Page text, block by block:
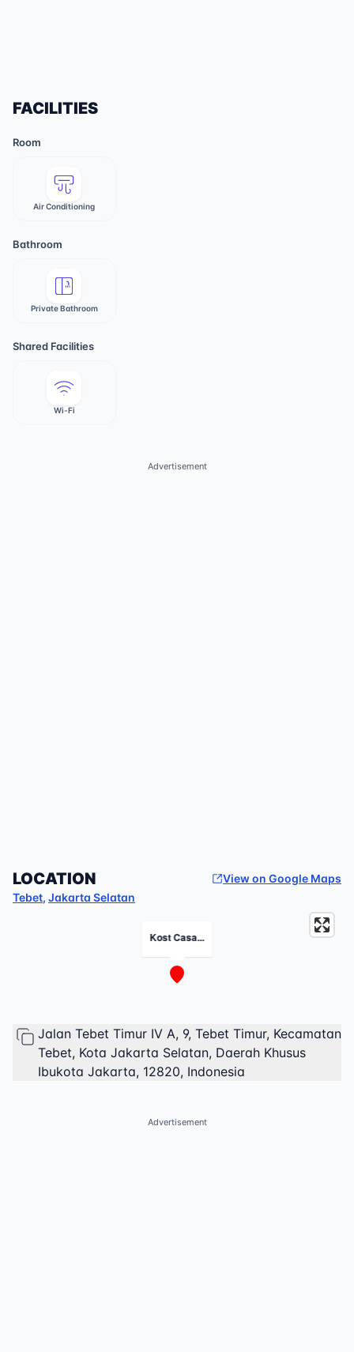
FACILITIES
Room
Air Conditioning
Bathroom
Private Bathroom
Shared Facilities
Wi-Fi
Advertisement
LOCATION
View on Google Maps
Tebet, Jakarta Selatan
Kost Casa...
Jalan Tebet Timur IV A, 9, Tebet Timur, Kecamatan
Tebet, Kota Jakarta Selatan, Daerah Khusus
Ibukota Jakarta, 12820, Indonesia
Advertisement